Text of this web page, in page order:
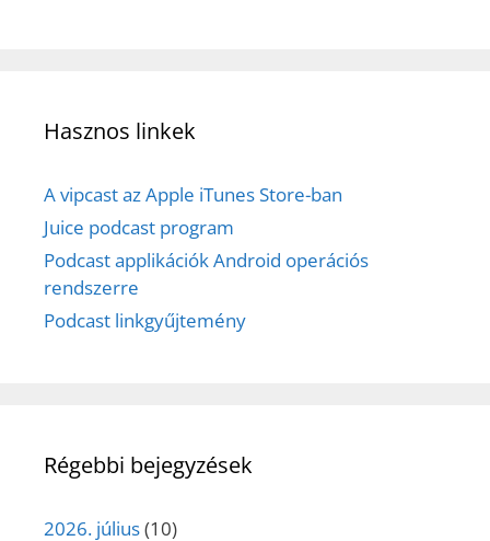
Hasznos linkek
A vipcast az Apple iTunes Store-ban
Juice podcast program
Podcast applikációk Android operációs
rendszerre
Podcast linkgyűjtemény
Régebbi bejegyzések
2026. július(10)